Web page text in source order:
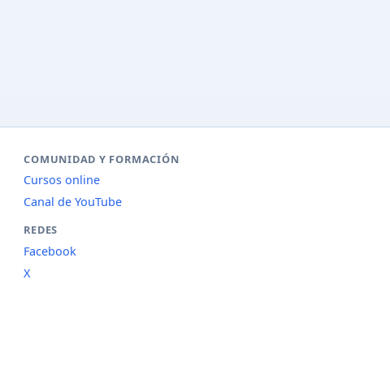
COMUNIDAD Y FORMACIÓN
Cursos online
Canal de YouTube
REDES
Facebook
X